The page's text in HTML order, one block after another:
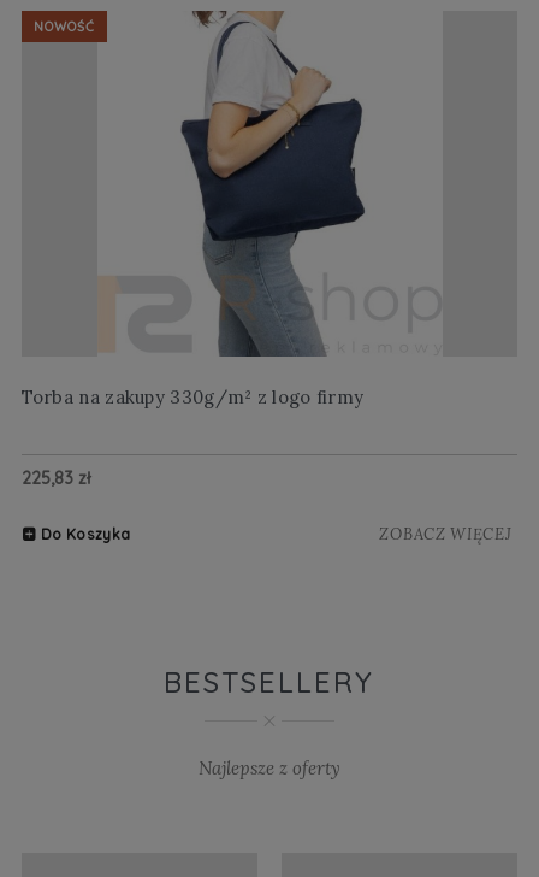
Torba na zakupy 330g/m² z logo firmy
225,83 zł
Do Koszyka ZOBACZ WIĘCEJ
NOWOŚĆ
BESTSELLERY
Najlepsze z oferty